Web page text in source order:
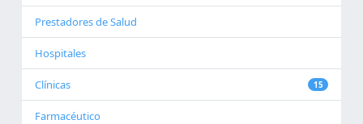
Prestadores de Salud
Hospitales
Clínicas 15
Farmacéutico